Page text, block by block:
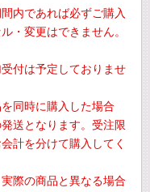
内であれば必ずご購入
・変更はできません。
付は予定しておりませ
同時に購入した場合
送となります。受注限
計を分けて購入してく
際の商品と異なる場合